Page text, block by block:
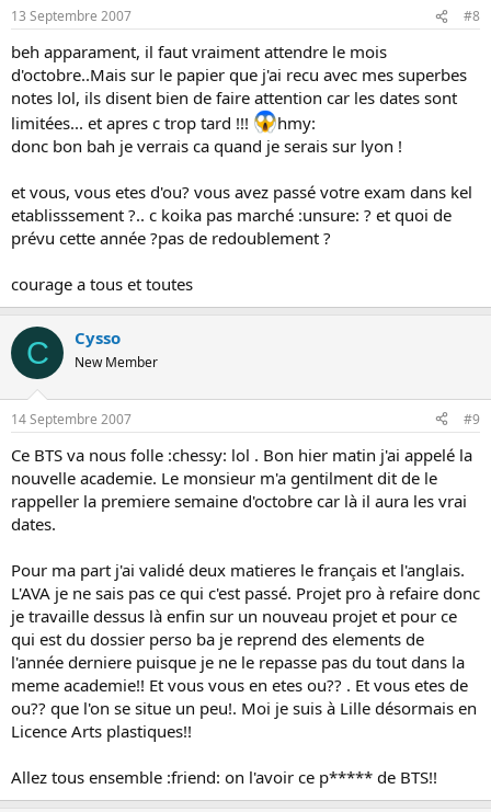
13 Septembre 2007 #8
beh apparament, il faut vraiment attendre le mois
d'octobre..Mais sur le papier que j'ai recu avec mes superbes
notes lol, ils disent bien de faire attention car les dates sont
limitées... et apres c trop tard !!!
hmy:
donc bon bah je verrais ca quand je serais sur lyon !
et vous, vous etes d'ou? vous avez passé votre exam dans kel
etablisssement ?.. c koika pas marché :unsure: ? et quoi de
prévu cette année ?pas de redoublement ?
courage a tous et toutes
C Cysso
New Member
14 Septembre 2007 #9
Ce BTS va nous folle :chessy: lol . Bon hier matin j'ai appelé la
nouvelle academie. Le monsieur m'a gentilment dit de le
rappeller la premiere semaine d'octobre car là il aura les vrai
dates.
Pour ma part j'ai validé deux matieres le français et l'anglais.
L'AVA je ne sais pas ce qui c'est passé. Projet pro à refaire donc
je travaille dessus là enfin sur un nouveau projet et pour ce
qui est du dossier perso ba je reprend des elements de
l'année derniere puisque je ne le repasse pas du tout dans la
meme academie!! Et vous vous en etes ou?? . Et vous etes de
ou?? que l'on se situe un peu!. Moi je suis à Lille désormais en
Licence Arts plastiques!!
Allez tous ensemble :friend: on l'avoir ce p***** de BTS!!